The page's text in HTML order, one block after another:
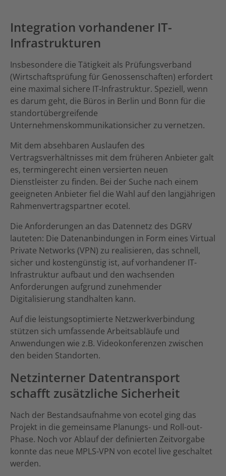
Integration vorhandener IT-
Infrastrukturen
Insbesondere die Tätigkeit als Prüfungsverband
(Wirtschaftsprüfung für Genossenschaften) erfordert
eine maximal sichere IT-Infrastruktur. Speziell, wenn
es darum geht, die Büros in Berlin und Bonn für die
standortübergreifende
Unternehmenskommunikationsicher zu vernetzen.
Mit dem absehbaren Auslaufen des
Vertragsverhältnisses mit dem früheren Anbieter galt
es, termingerecht einen versierten neuen
Dienstleister zu finden. Bei der Suche nach einem
geeigneten Anbieter fiel die Wahl auf den langjährigen
Rahmenvertragspartner ecotel.
Die Anforderungen an das Datennetz des DGRV
lauteten: Die Datenanbindungen in Form eines Virtual
Private Networks (VPN) zu realisieren, das schnell,
sicher und kostengünstig ist, auf vorhandener IT-
Infrastruktur aufbaut und den wachsenden
Anforderungen aufgrund zunehmender
Digitalisierung standhalten kann.
Auf die leistungsoptimierte Netzwerkverbindung
stützen sich umfassende Arbeitsabläufe und
Anwendungen wie z.B. Videokonferenzen zwischen
den beiden Standorten.
Netzinterner Datentransport
schafft zusätzliche Sicherheit
Nach der Bestandsaufnahme von ecotel ging das
Projekt in die gemeinsame Planungs- und Roll-out-
Phase. Noch vor Ablauf der definierten Zeitvorgabe
konnte das neue MPLS-VPN von ecotel live geschaltet
werden.